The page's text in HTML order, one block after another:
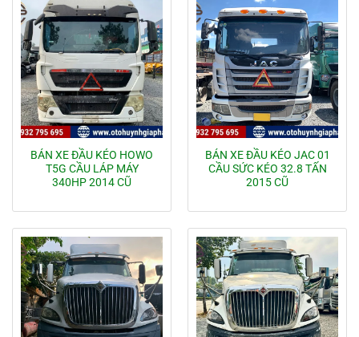
BÁN XE ĐẦU KÉO HOWO
T5G CẦU LÁP MÁY
340HP 2014 CŨ
BÁN XE ĐẦU KÉO JAC 01
CẦU SỨC KÉO 32.8 TẤN
2015 CŨ